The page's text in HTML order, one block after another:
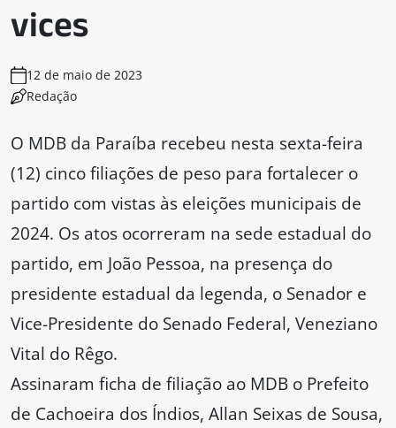
vices
12 de maio de 2023
Redação
O MDB da Paraíba recebeu nesta sexta-feira
(12) cinco filiações de peso para fortalecer o
partido com vistas às eleições municipais de
2024. Os atos ocorreram na sede estadual do
partido, em João Pessoa, na presença do
presidente estadual da legenda, o Senador e
Vice-Presidente do Senado Federal, Veneziano
Vital do Rêgo.
Assinaram ficha de filiação ao MDB o Prefeito
de Cachoeira dos Índios, Allan Seixas de Sousa,